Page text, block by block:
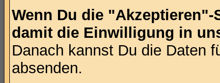
Wenn Du die
damit die Einwilligung in
Danach kannst Du die Daten
absenden.